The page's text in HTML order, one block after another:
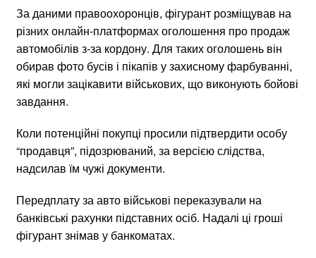
За даними правоохоронців, фігурант розміщував на
різних онлайн-платформах оголошення про продаж
автомобілів з-за кордону. Для таких оголошень він
обирав фото бусів і пікапів у захисному фарбуванні,
які могли зацікавити військових, що виконують бойові
завдання.
Коли потенційні покупці просили підтвердити особу
“продавця”, підозрюваний, за версією слідства,
надсилав їм чужі документи.
Передплату за авто військові переказували на
банківські рахунки підставних осіб. Надалі ці гроші
фігурант знімав у банкоматах.